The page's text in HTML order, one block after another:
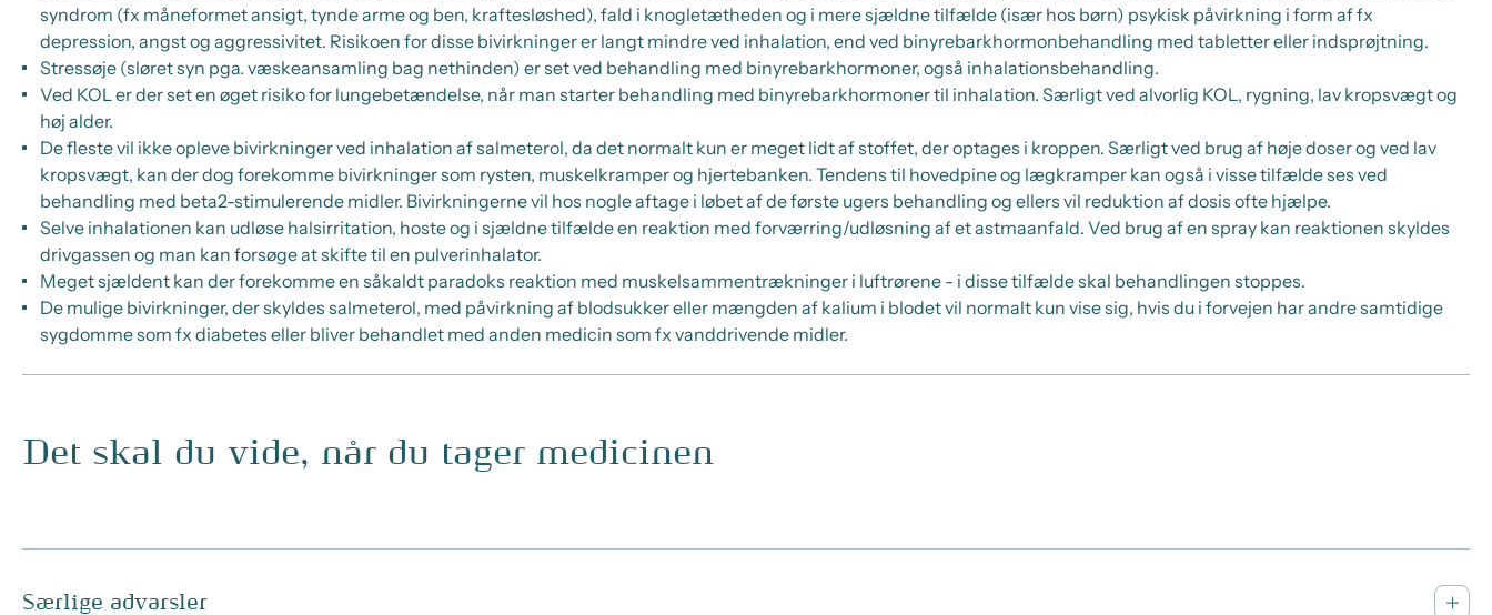
syndrom (fx måneformet ansigt, tynde arme og ben, kraftesløshed), fald i knogletætheden og i mere sjældne tilfælde (især hos børn) psykisk påvirkning i form af fx
depression, angst og aggressivitet. Risikoen for disse bivirkninger er langt mindre ved inhalation, end ved binyrebarkhormonbehandling med tabletter eller indsprøjtning.
Stressøje (sløret syn pga. væskeansamling bag nethinden) er set ved behandling med binyrebarkhormoner, også inhalationsbehandling.
Ved KOL er der set en øget risiko for lungebetændelse, når man starter behandling med binyrebarkhormoner til inhalation. Særligt ved alvorlig KOL, rygning, lav kropsvægt og
høj alder.
De fleste vil ikke opleve bivirkninger ved inhalation af salmeterol, da det normalt kun er meget lidt af stoffet, der optages i kroppen. Særligt ved brug af høje doser og ved lav
kropsvægt, kan der dog forekomme bivirkninger som rysten, muskelkramper og hjertebanken. Tendens til hovedpine og lægkramper kan også i visse tilfælde ses ved
behandling med beta2-stimulerende midler. Bivirkningerne vil hos nogle aftage i løbet af de første ugers behandling og ellers vil reduktion af dosis ofte hjælpe.
Selve inhalationen kan udløse halsirritation, hoste og i sjældne tilfælde en reaktion med forværring/udløsning af et astmaanfald. Ved brug af en spray kan reaktionen skyldes
drivgassen og man kan forsøge at skifte til en pulverinhalator.
Meget sjældent kan der forekomme en såkaldt paradoks reaktion med muskelsammentrækninger i luftrørene - i disse tilfælde skal behandlingen stoppes.
De mulige bivirkninger, der skyldes salmeterol, med påvirkning af blodsukker eller mængden af kalium i blodet vil normalt kun vise sig, hvis du i forvejen har andre samtidige
sygdomme som fx diabetes eller bliver behandlet med anden medicin som fx vanddrivende midler.
Det skal du vide, når du tager medicinen
Særlige advarsler